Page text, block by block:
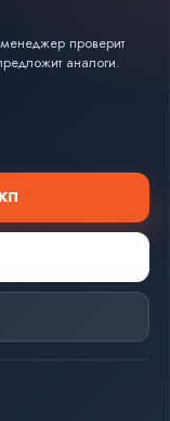
проверит
аналоги.